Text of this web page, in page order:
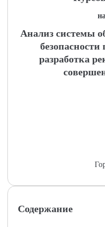
Анализ системы
безопасности
разработка
Содержание